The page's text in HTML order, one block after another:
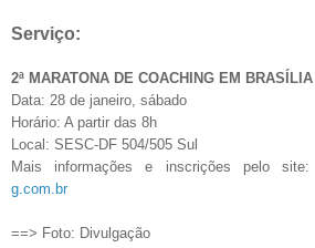
Serviço:
2ª MARATONA DE COACHING EM BRASÍLIA
Data: 28 de janeiro, sábado
Horário: A partir das 8h
Local: SESC-DF 504/505 Sul
Mais informações e inscrições pelo site:
g.com.br
==> Foto: Divulgação